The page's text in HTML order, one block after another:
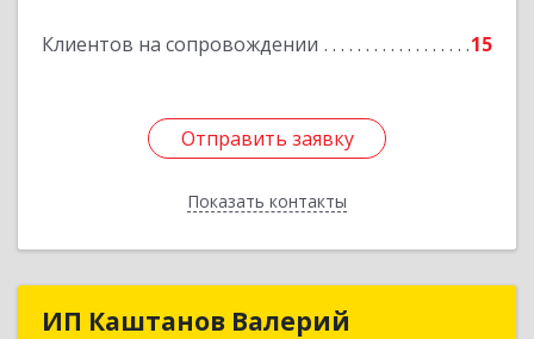
Клиентов на сопровождении 15
Отправить заявку
Показать контакты
Отправить заявку
Назад
ИП Каштанов Валерий
ИП Каштанов Валерий